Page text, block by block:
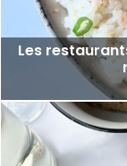
Les